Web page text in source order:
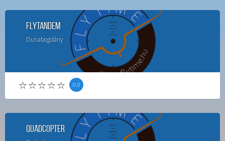
FlyTandem
Dunabogdány
0.0
QuadCopter